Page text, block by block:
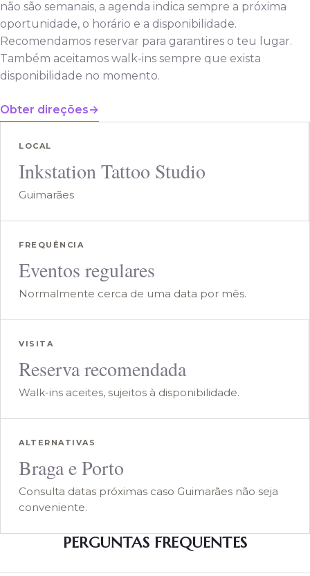
não são semanais, a agenda indica sempre a próxima
oportunidade, o horário e a disponibilidade.
Recomendamos reservar para garantires o teu lugar.
Também aceitamos walk-ins sempre que exista
disponibilidade no momento.
Obter direções
LOCAL
Inkstation Tattoo Studio
Guimarães
FREQUÊNCIA
Eventos regulares
Normalmente cerca de uma data por mês.
VISITA
Reserva recomendada
Walk-ins aceites, sujeitos à disponibilidade.
ALTERNATIVAS
Braga e Porto
Consulta datas próximas caso Guimarães não seja
conveniente.
PERGUNTAS FREQUENTES